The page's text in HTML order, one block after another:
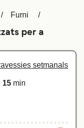
Furni
per a
setmanals
15 min